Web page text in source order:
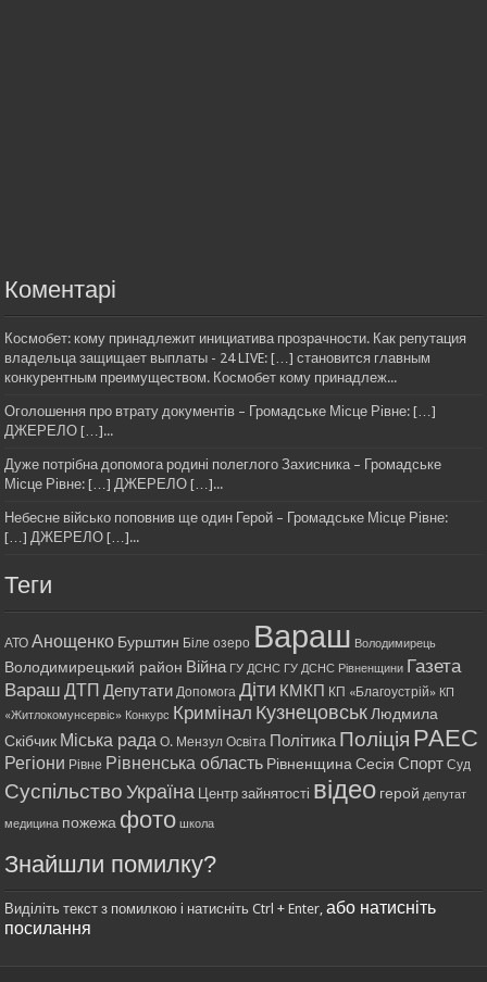
Коментарі
Космобет: кому принадлежит инициатива прозрачности. Как репутация
владельца защищает выплаты - 24 LIVE: […] становится главным
конкурентным преимуществом. Космобет кому принадлеж...
Оголошення про втрату документів – Громадське Місце Рівне: […]
ДЖЕРЕЛО […]...
Дуже потрібна допомога родині полеглого Захисника – Громадське
Місце Рівне: […] ДЖЕРЕЛО […]...
Небесне військо поповнив ще один Герой – Громадське Місце Рівне:
[…] ДЖЕРЕЛО […]...
Теги
АТО Анощенко Бурштин Біле озеро Вараш Володимирець
Володимирецький район Війна ГУ ДСНС ГУ ДСНС Рівненщини Газета
Вараш ДТП Депутати Допомога Діти КМКП КП «Благоустрій» КП
«Житлокомунсервіс» Конкурс Кримінал Кузнецовськ Людмила
Скібчик Міська рада О. Мензул Освіта ПолітикаПоліція РАЕС
Регіони Рівне Рівненська область Рівненщина Сесія Спорт Суд
Суспільство Україна Центр зайнятості відео герой депутат
медицина пожежа фото школа
Знайшли помилку?
Виділіть текст з помилкою і натисніть Ctrl + Enter,або натисніть
посилання